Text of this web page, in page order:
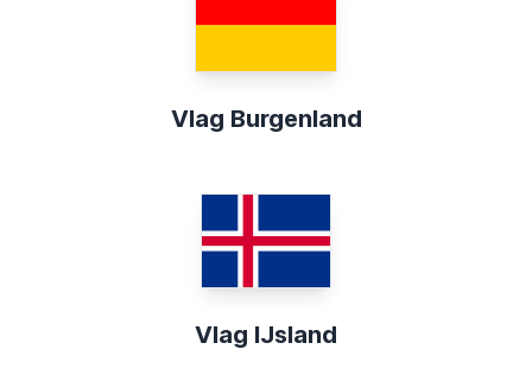
Vlag Burgenland
Vlag IJsland